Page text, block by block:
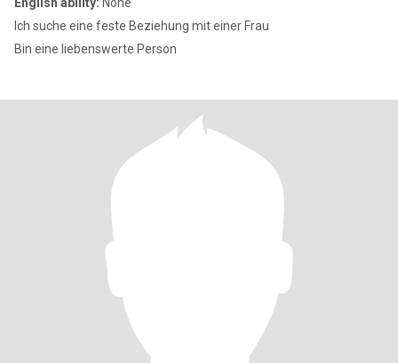
Ich suche eine feste Beziehung mit einer Frau
Bin eine liebenswerte Person